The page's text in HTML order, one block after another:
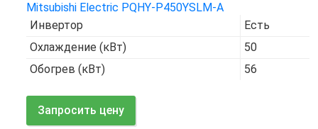
Mitsubishi Electric PQHY-P450YSLM-A
Инвертор
Есть
Охлаждение (кВт)
50
Обогрев (кВт)
56
Запросить цену